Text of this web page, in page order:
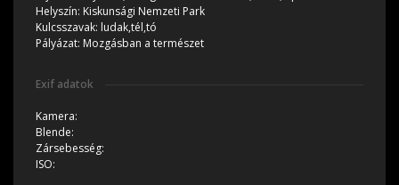
Helyszín: Kiskunsági Nemzeti Park
Kulcsszavak: ludak,tél,tó
Pályázat: Mozgásban a természet
Exif adatok
Kamera:
Blende:
Zársebesség:
ISO: